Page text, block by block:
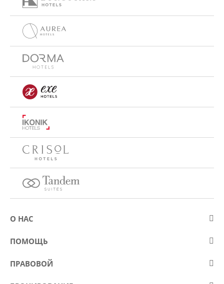
О НАС
О компании Eurostars Hotel Company
Kонкурсы
ПОМОЩЬ
Контакт
ПРАВОВОЙ
Положение